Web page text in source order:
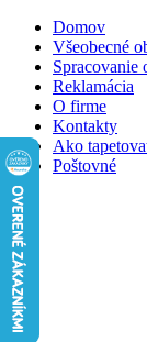
Domov
Všeobecné
Spracovanie
Reklamácia
O firme
Kontakty
Ako
Poštovné